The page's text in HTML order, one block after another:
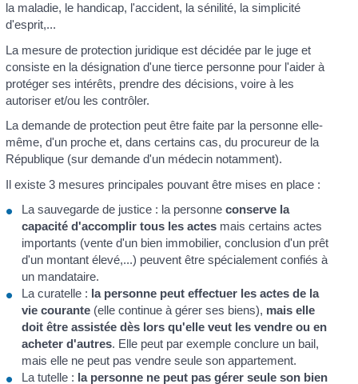
la maladie, le handicap, l'accident, la sénilité, la simplicité
d'esprit,...
La mesure de protection juridique est décidée par le juge et
consiste en la désignation d'une tierce personne pour l'aider à
protéger ses intérêts, prendre des décisions, voire à les
autoriser et/ou les contrôler.
La demande de protection peut être faite par la personne elle-
même, d'un proche et, dans certains cas, du procureur de la
République (sur demande d'un médecin notamment).
Il existe 3 mesures principales pouvant être mises en place :
La sauvegarde de justice : la personneconserve la
capacité d'accomplir tous les actes mais certains actes
importants (vente d'un bien immobilier, conclusion d'un prêt
d'un montant élevé,...) peuvent être spécialement confiés à
un mandataire.
La curatelle : la personne peut effectuer les actes de la
vie courante (elle continue à gérer ses biens), mais elle
doit être assistée dès lors qu'elle veut les vendre ou en
acheter d'autres. Elle peut par exemple conclure un bail,
mais elle ne peut pas vendre seule son appartement.
La tutelle : la personne ne peut pas gérer seule son bien